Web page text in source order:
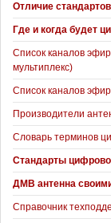
Отличие
Где и когда будет
Список каналов
мультиплекс)
Список каналов
Производители
Словарь терминов
Стандарты
ДМВ антенна
Справочник